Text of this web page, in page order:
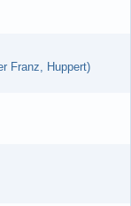
Franz, Huppert)